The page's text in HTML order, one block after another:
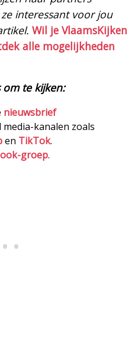
interessant voor jou
Wil je VlaamsKijken
alle mogelijkheden
te kijken:
nieuwsbrief
kanalen zoals
en TikTok.
groep.